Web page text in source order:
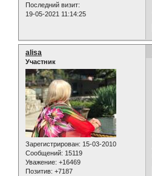
Последний визит:
19-05-2021 11:14:25
alisa
Участник
Зарегистрирован: 15-03-2010
Сообщений: 15119
Уважение: +16469
Позитив: +7187